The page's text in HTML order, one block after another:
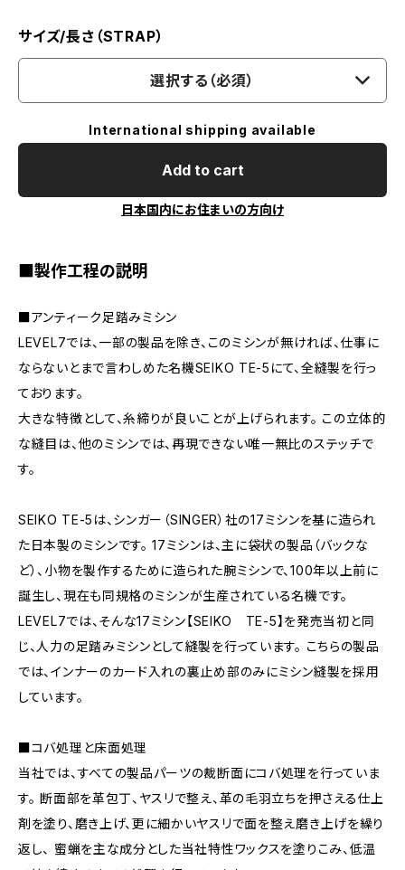
サイズ/長さ（STRAP）
選択する（必須）
International shipping available
Add to cart
日本国内にお住まいの方向け
■製作工程の説明
■アンティーク足踏みミシン
LEVEL7では、一部の製品を除き、このミシンが無ければ、仕事に
ならないとまで言わしめた名機SEIKO TE-5にて、全縫製を行っ
ております。
大きな特徴として、糸締りが良いことが上げられます。 この立体的
な縫目は、他のミシンでは、再現できない唯一無比のステッチで
す。
SEIKO TE-5は、シンガー（SINGER）社の17ミシンを基に造られ
た日本製のミシンです。 17ミシンは、主に袋状の製品（バックな
ど）、小物を製作するために造られた腕ミシンで、100年以上前に
誕生し、現在も同規格のミシンが生産されている名機です。
LEVEL7では、そんな17ミシン【SEIKO TE-5】を発売当初と同
じ、人力の足踏みミシンとして縫製を行っています。 こちらの製品
では、インナーのカード入れの裏止め部のみにミシン縫製を採用
しています。
■コバ処理と床面処理
当社では、すべての製品パーツの裁断面にコバ処理を行っていま
す。 断面部を革包丁、ヤスリで整え、革の毛羽立ちを押さえる仕上
剤を塗り、磨き上げ、更に細かいヤスリで面を整え磨き上げを繰り
返し、 蜜蝋を主な成分とした当社特性ワックスを塗りこみ、低温